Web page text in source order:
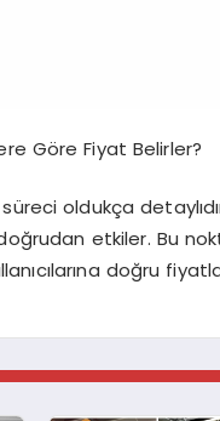
Göre Fiyat Belirler?
oldukça
etkiler. Bu
doğru